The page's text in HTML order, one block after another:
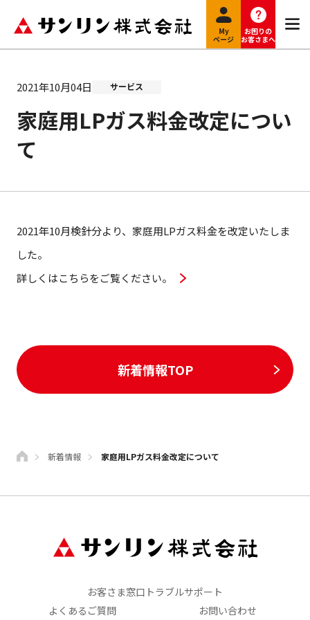
My
ページ
お困りの
お客さまへ
新着情報 家庭用LPガス料金改定について
2021年10月04日 サービス
家庭用LPガス料金改定につい
て
2021年10月検針分より、家庭用LPガス料金を改定いたしま
した。
詳しくはこちらをご覧ください。
新着情報TOP
お客さま窓口トラブルサポート
よくあるご質問
お問い合わせ